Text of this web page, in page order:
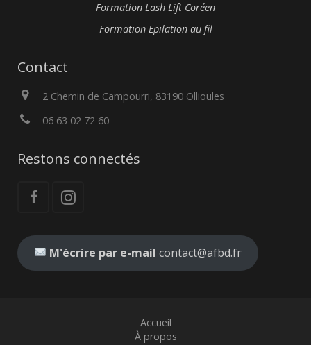
Formation Lash Lift Coréen
Formation Epilation au fil
Contact
2 Chemin de Campourri, 83190 Ollioules
06 63 02 72 60
Restons connectés
M'écrire par e-mail contact@afbd.fr
Accueil
À propos